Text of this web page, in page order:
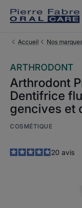
Accueil
Nos
ARTHRODONT
Arthrodont
Dentifrice
gencives et
COSMÉTIQUE
4.9
/5
20 avis